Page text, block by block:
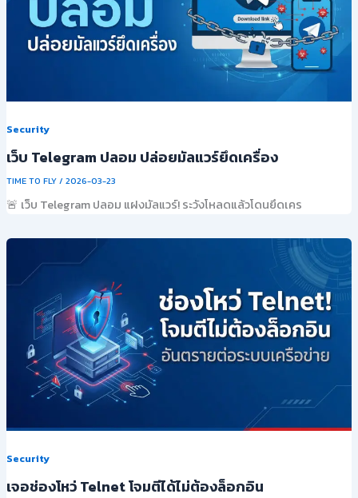
Security
เว็บ Telegram ปลอม ปล่อยมัลแวร์ยึดเครื่อง
TIME TO FLY/ 2026-03-23
🚨 เว็บ Telegram ปลอม แฝงมัลแวร์! ระวังโหลดแล้วโดนยึดเคร
Security
เจอช่องโหว่ Telnet โจมตีได้ไม่ต้องล็อกอิน